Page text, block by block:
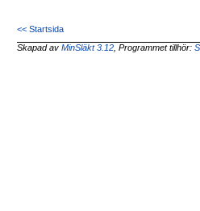
<< Startsida
Skapad avMinSläkt 3.12 , Programmet tillhör: